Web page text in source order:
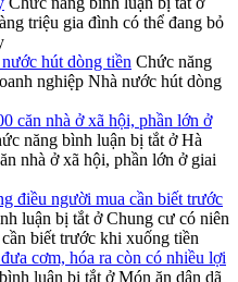
triệu gia đình có thể đang bỏ
hút dòng tiền Chức năng
nghiệp Nhà nước hút dòng
căn nhà ở xã hội, phần lớn ở
năng bình luận bị tắt ở Hà
nhà ở xã hội, phần lớn ở giai
điều người mua cần biết trước
luận bị tắt ở Chung cư có niên
biết trước khi xuống tiền
cơm, hóa ra còn có nhiều lợi
luận bị tắt ở Món ăn dân dã